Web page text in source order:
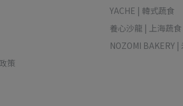
策
YACHE | 韓式蔬食
養心沙龍 | 上海蔬
NOZOMI BAKERY